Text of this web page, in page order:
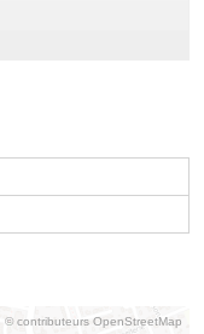
© contributeurs OpenStreetMap